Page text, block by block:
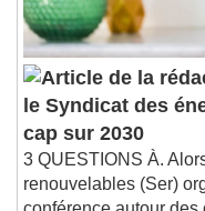
le Syndicat des
cap sur 2030
3 QUESTIONS À.
renouvelables (Ser)